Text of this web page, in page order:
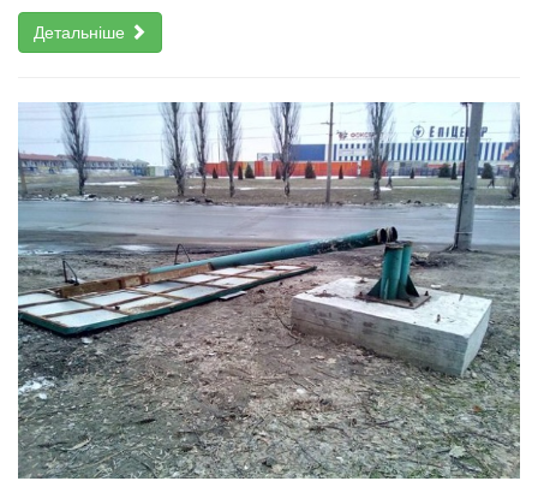
Детальніше